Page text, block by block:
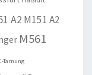
A2 M151 A2
M561
Tarnung